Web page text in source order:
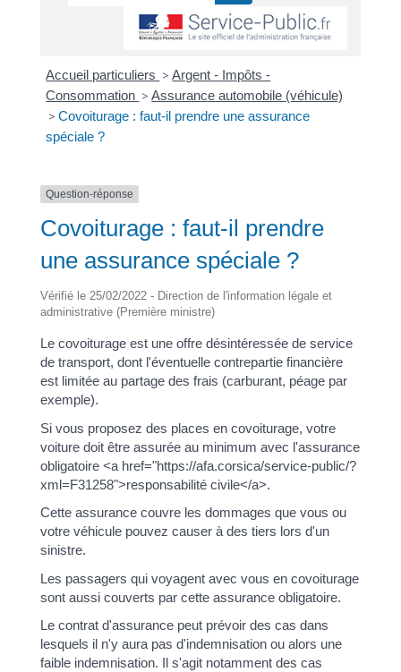
Accueil particuliers > Argent - Impôts -
Consommation > Assurance automobile (véhicule)
> Covoiturage : faut-il prendre une assurance
spéciale ?
Question-réponse
Covoiturage : faut-il prendre
une assurance spéciale ?
Vérifié le 25/02/2022 - Direction de l'information légale et
administrative (Première ministre)
Le covoiturage est une offre désintéressée de service
de transport, dont l'éventuelle contrepartie financière
est limitée au partage des frais (carburant, péage par
exemple).
Si vous proposez des places en covoiturage, votre
voiture doit être assurée au minimum avec l'assurance
obligatoire <a href="https://afa.corsica/service-public/?
xml=F31258">responsabilité civile</a>.
Cette assurance couvre les dommages que vous ou
votre véhicule pouvez causer à des tiers lors d'un
sinistre.
Les passagers qui voyagent avec vous en covoiturage
sont aussi couverts par cette assurance obligatoire.
Le contrat d'assurance peut prévoir des cas dans
lesquels il n'y aura pas d'indemnisation ou alors une
faible indemnisation. Il s'agit notamment des cas